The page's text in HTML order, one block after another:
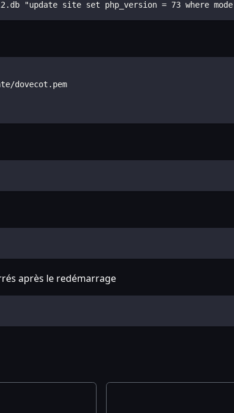
"update site set php_version = 73 where
dovecot.pem
après le redémarrage